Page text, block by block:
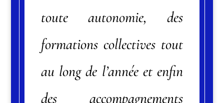
toute autonomie, des
formations collectives tout
au long de l’année et enfin
des accompagnements